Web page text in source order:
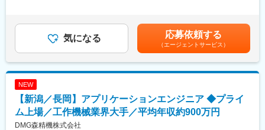
変更の範囲：会社の定める業務
・アプリケーションエンジニア（加工技術）など
■当社の魅力：
工作機械業界の世界シェアトップクラスのプライム上場上場企業
気になる 応募依頼する
（エージェントサービス）
NEW
【新潟／長岡】アプリケーションエンジニア ◆プライ
ム上場／工作機械業界大手／平均年収約900万円
DMG森精機株式会社